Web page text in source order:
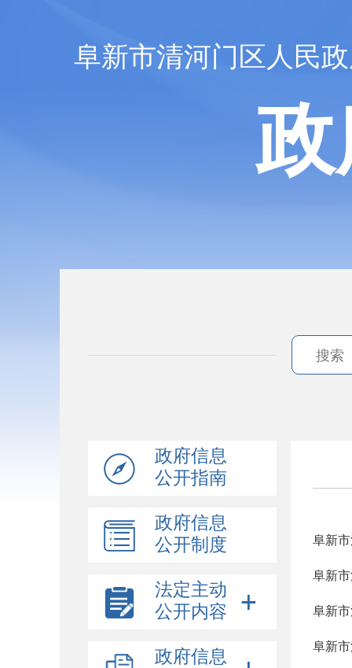
阜新市清河门区人民
政府信息
公开指南
政府信息
公开制度
法定主动
公开内容
政府信息
阜新
阜新
阜新
阜新